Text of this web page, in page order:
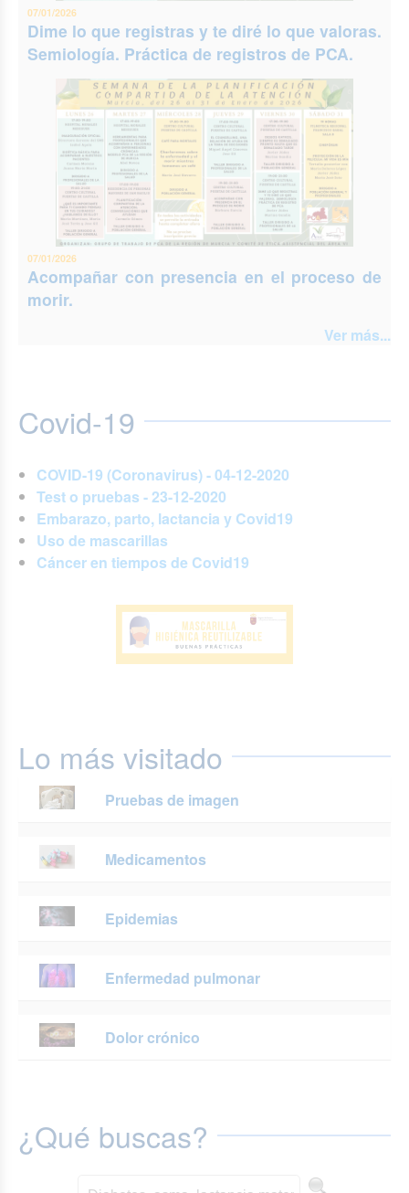
07/01/2026
Dime lo que registras y te diré lo que valoras.
Semiología. Práctica de registros de PCA.
07/01/2026
Acompañar con presencia en el proceso de
morir.
Ver más...
Covid-19
COVID-19 (Coronavirus) - 04-12-2020
Test o pruebas - 23-12-2020
Embarazo, parto, lactancia y Covid19
Uso de mascarillas
Cáncer en tiempos de Covid19
Lo más visitado
Pruebas de imagen
Medicamentos
Epidemias
Enfermedad pulmonar
Dolor crónico
¿Qué buscas?